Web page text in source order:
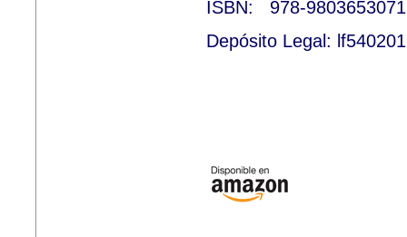
ISBN:
978-9803653071
Depósito Legal: